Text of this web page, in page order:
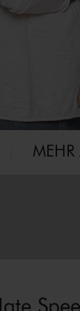
MEHR